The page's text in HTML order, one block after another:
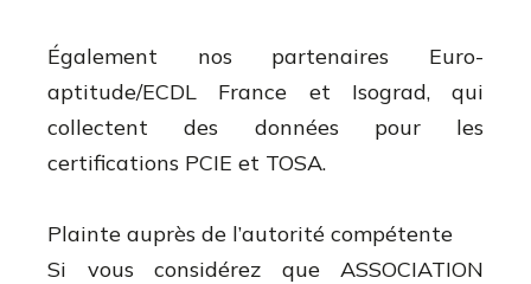
Également nos partenaires Euro-
aptitude/ECDL France et Isograd, qui
collectent des données pour les
certifications PCIE et TOSA.
Plainte auprès de l’autorité compétente
Si vous considérez que ASSOCIATION